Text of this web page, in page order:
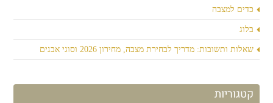
כדים למצבה
בלוג
שאלות ותשובות: מדריך לבחירת מצבה, מחירון 2026 וסוגי אבנים
קטגוריות